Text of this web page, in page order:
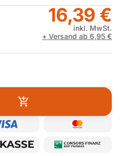
16,39 €
inkl. MwSt.
+ Versand ab 6,95 €